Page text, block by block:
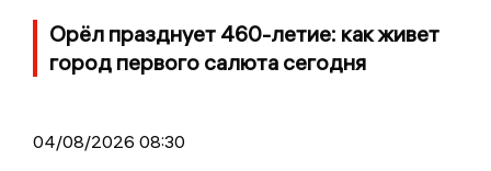
Орёл празднует 460-летие: как живет
город первого салюта сегодня
04/08/2026 08:30